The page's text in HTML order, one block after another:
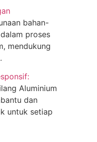
bahan-
proses
mendukung
Aluminium
dan
untuk setiap